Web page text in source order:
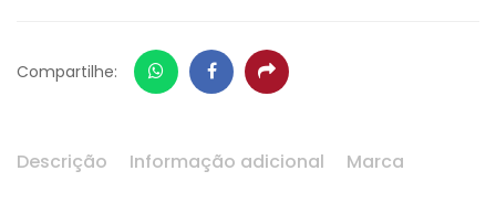
Compartilhe: WhatsappFacebookShare
Descrição Informação adicional Marca